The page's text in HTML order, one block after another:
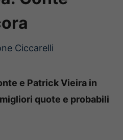
Ciccarelli
e Patrick Vieira in
quote e probabili